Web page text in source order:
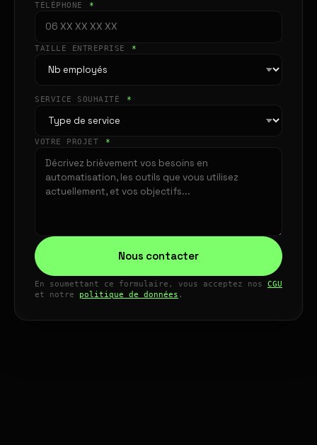
TÉLÉPHONE *
TAILLE ENTREPRISE *
SERVICE SOUHAITÉ *
VOTRE PROJET *
Nous contacter
En soumettant ce formulaire, vous acceptez nos CGU
et notre politique de données .